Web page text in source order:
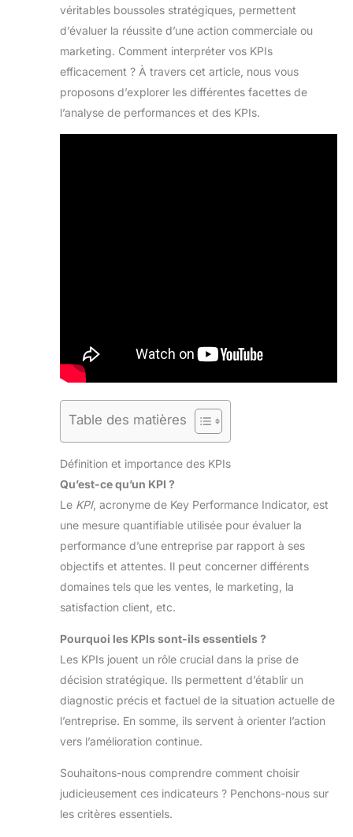
véritables boussoles stratégiques, permettent
d’évaluer la réussite d’une action commerciale ou
marketing. Comment interpréter vos KPIs
efficacement ? À travers cet article, nous vous
proposons d’explorer les différentes facettes de
l’analyse de performances et des KPIs.
Table des matières
Définition et importance des KPIs
Qu’est-ce qu’un KPI ?
Le KPI, acronyme de Key Performance Indicator, est
une mesure quantifiable utilisée pour évaluer la
performance d’une entreprise par rapport à ses
objectifs et attentes. Il peut concerner différents
domaines tels que les ventes, le marketing, la
satisfaction client, etc.
Pourquoi les KPIs sont-ils essentiels ?
Les KPIs jouent un rôle crucial dans la prise de
décision stratégique. Ils permettent d’établir un
diagnostic précis et factuel de la situation actuelle de
l’entreprise. En somme, ils servent à orienter l’action
vers l’amélioration continue.
Souhaitons-nous comprendre comment choisir
judicieusement ces indicateurs ? Penchons-nous sur
les critères essentiels.